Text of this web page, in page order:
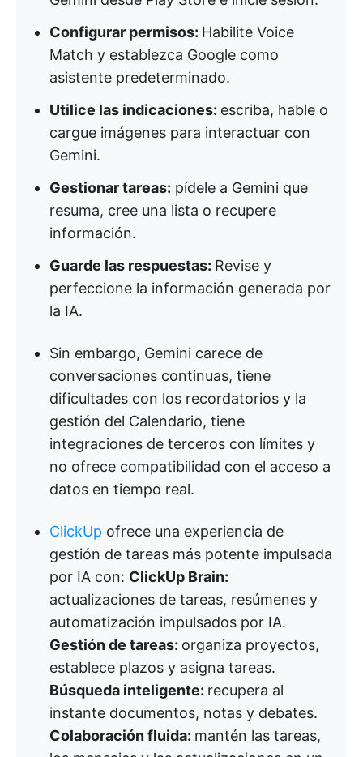
Configurar permisos: Habilite Voice
Match y establezca Google como
asistente predeterminado.
Utilice las indicaciones: escriba, hable o
cargue imágenes para interactuar con
Gemini.
Gestionar tareas: pídele a Gemini que
resuma, cree una lista o recupere
información.
Guarde las respuestas: Revise y
perfeccione la información generada por
la IA.
Sin embargo, Gemini carece de
conversaciones continuas, tiene
dificultades con los recordatorios y la
gestión del Calendario, tiene
integraciones de terceros con límites y
no ofrece compatibilidad con el acceso a
datos en tiempo real.
ClickUp ofrece una experiencia de
gestión de tareas más potente impulsada
por IA con: ClickUp Brain:
actualizaciones de tareas, resúmenes y
automatización impulsados por IA.
Gestión de tareas: organiza proyectos,
establece plazos y asigna tareas.
Búsqueda inteligente: recupera al
instante documentos, notas y debates.
Colaboración fluida: mantén las tareas,